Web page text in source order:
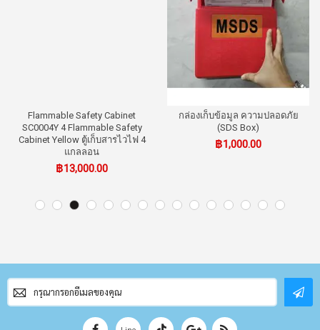
อดภัย
ชั้นตู้เก็บสารเคมี Safety Cabinet
Shelf SCS0004
฿0.00
ชั้นตู้เก็บสารเคมี Safety
Shelf SCS0010
สมัคร
สมาชิก
จดหมาย